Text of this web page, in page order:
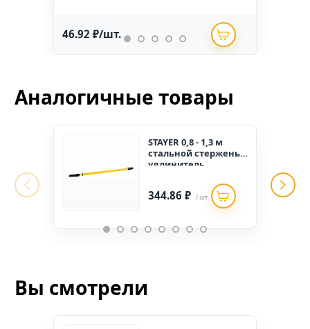
46.92 ₽/шт.
Аналогичные товары
STAYER 0,8 - 1,3 м
стальной cтержень-
удлинитель
344.86 ₽ / шт.
Вы смотрели